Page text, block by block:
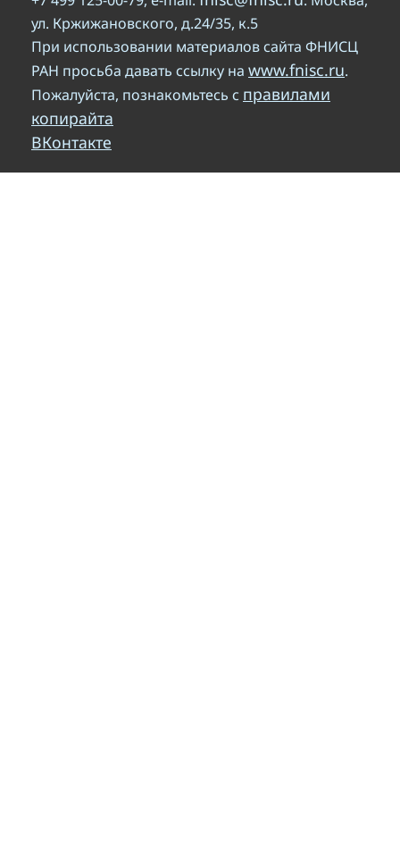
ул. Кржижановского, д.24/35, к.5
При использовании материалов сайта ФНИСЦ
РАН просьба давать ссылку на www.fnisc.ru.
Пожалуйста, познакомьтесь с правилами
копирайта
ВКонтакте